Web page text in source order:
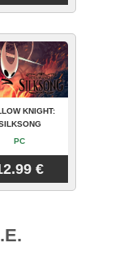
KNIGHT:
PC
€